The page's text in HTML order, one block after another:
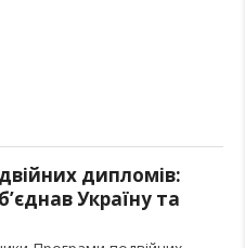
дипломів:
Україну та